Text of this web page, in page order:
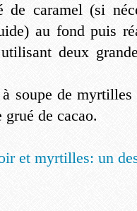
caramel (si
au fond puis
deux
soupe de myrtilles
grué de cacao.